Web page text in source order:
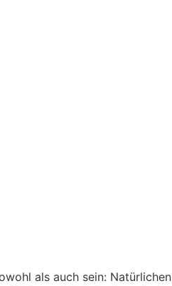
als auch sein: Natürlichen